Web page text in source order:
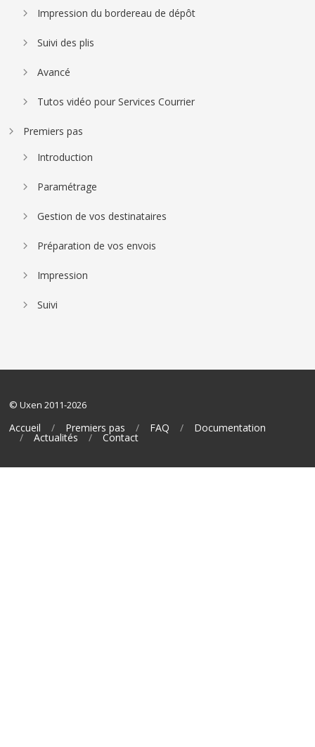
Impression du bordereau de dépôt
Suivi des plis
Avancé
Tutos vidéo pour Services Courrier
Premiers pas
Introduction
Paramétrage
Gestion de vos destinataires
Préparation de vos envois
Impression
Suivi
© Uxen 2011-2026
Accueil Premiers pas FAQ Documentation
Actualités Contact